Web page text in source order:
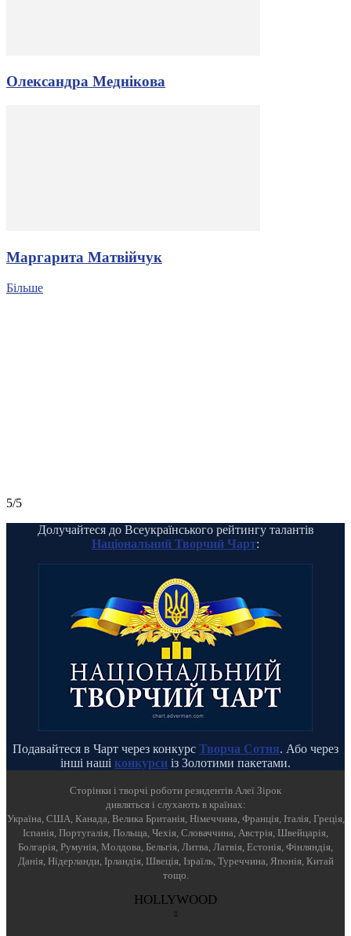
Олександра Меднікова
Маргарита Матвійчук
Більше
5/5
Долучайтеся до Всеукраїнського рейтингу талантів
Національний Творчий Чарт:
Подавайтеся в Чарт через конкурс Творча Сотня. Або через
інші наші конкурси із Золотими пакетами.
Cторінки і творчі роботи резидентів Алеї Зірок
дивляться і слухають в країнах:
Україна, США, Канада, Велика Британія, Німеччина, Франція, Італія, Греція,
Іспанія, Португалія, Польща, Чехія, Словаччина, Австрія, Швейцарія,
Болгарія, Румунія, Молдова, Бельгія, Литва, Латвія, Естонія, Фінляндія,
Данія, Нідерланди, Ірландія, Швеція, Ізраїль, Туреччина, Японія, Китай
тощо.
HOLLYWOOD